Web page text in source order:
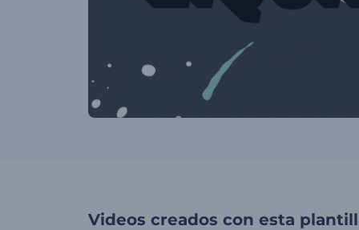
Videos creados con esta